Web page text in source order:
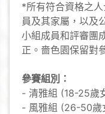
*所有符合資格之
員及其家屬，以及
小組成員和評審團
正。嗇色園保留對
參賽組別：
- 清雅組 (18-25歲
- 風雅組 (26-50歲